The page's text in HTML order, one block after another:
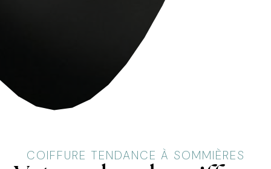
COIFFURE TENDANCE À SOMMIÈRES